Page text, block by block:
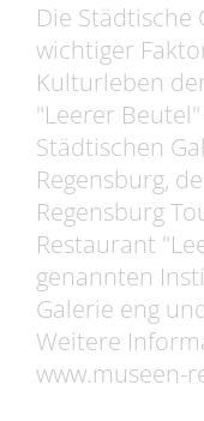
Die Städtische
wichtiger
Kulturleben
"Leerer
Städtischen
Regensburg,
Regensburg
Restaurant
genannten
Galerie eng
Weitere
www.museen-